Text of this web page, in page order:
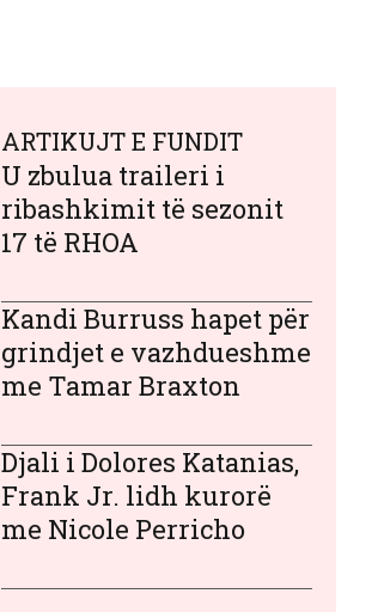
ARTIKUJT E FUNDIT
U zbulua traileri i
ribashkimit të sezonit
17 të RHOA
Kandi Burruss hapet për
grindjet e vazhdueshme
me Tamar Braxton
Djali i Dolores Katanias,
Frank Jr. lidh kurorë
me Nicole Perricho